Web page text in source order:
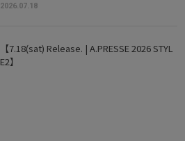
2026.07.18
【7.18(sat) Release. | A.PRESSE 2026 STYL
E2】